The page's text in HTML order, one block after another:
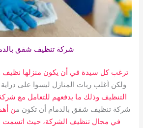
شركة تنظيف شقق
ترغب كل سيدة في أن يكون منزلها نظيف
ولكن أغلب ربات المنازل ليسوا على
التنظيف وذلك ما يدفعهم للتعامل مع
شركة تنظيف شقق بالدمام أن تكون من
في مجال تنظيف الشركة، حيث اتسمت